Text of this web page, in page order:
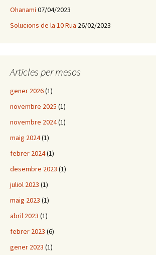
Ohanami 07/04/2023
Solucions de la 10 Rua 26/02/2023
Articles per mesos
gener 2026(1)
novembre 2025 (1)
novembre 2024(1)
maig 2024(1)
febrer 2024(1)
desembre 2023 (1)
juliol 2023 (1)
maig 2023 (1)
abril 2023 (1)
febrer 2023 (6)
gener 2023 (1)